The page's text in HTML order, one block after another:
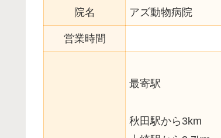
院名
アズ動物病院
営業時間
最寄駅
秋田駅から3km